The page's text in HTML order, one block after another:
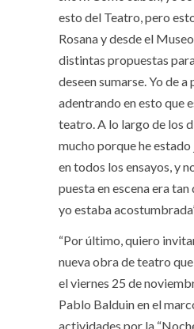
esto del Teatro, pero
Rosana y desde el
distintas propuestas
deseen sumarse. Yo de
adentrando en esto que
teatro. A lo largo de los
mucho porque he
en todos los ensayos, y
puesta en escena era
yo estaba
“Por último, quiero
nueva obra de teatro
el viernes 25 de
Pablo Balduin en el
actividades por la